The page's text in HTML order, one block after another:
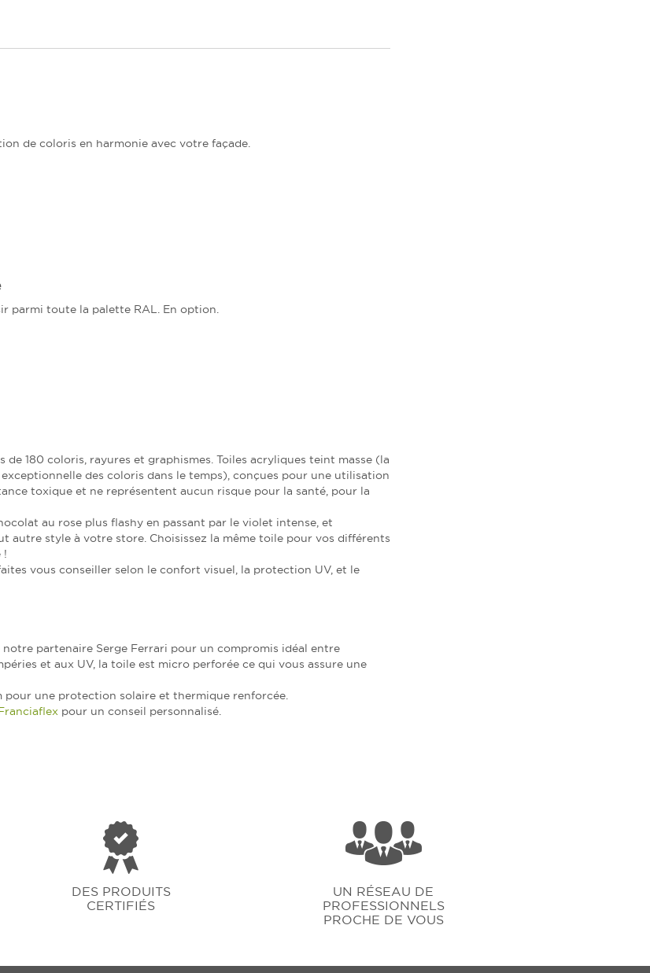
de coloris en harmonie avec votre façade.
parmi toute la palette RAL. En option.
180 coloris, rayures et graphismes. Toiles acryliques teint masse (la
des coloris dans le temps), conçues pour une utilisation
toxique et ne représentent aucun risque pour la santé, pour la
au rose plus flashy en passant par le violet intense, et
style à votre store. Choisissez la même toile pour vos différents
!
vous conseiller selon le confort visuel, la protection UV, et le
partenaire Serge Ferrari pour un compromis idéal entre
et aux UV, la toile est micro perforée ce qui vous assure une
pour une protection solaire et thermique renforcée.
pour un conseil personnalisé.
DES PRODUITS
CERTIFIÉS
UN RÉSEAU DE
PROFESSIONNELS
PROCHE DE VOUS